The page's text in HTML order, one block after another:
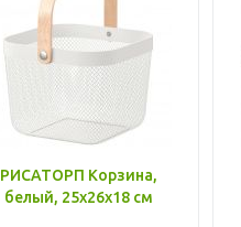
РИСАТОРП Корзина,
белый, 25x26x18 см